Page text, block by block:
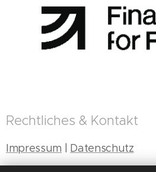
Rechtliches & Kontakt
Impressum Datenschutz